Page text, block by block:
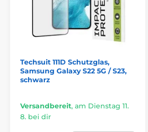
Techsuit 111D Schutzglas,
Samsung Galaxy S22 5G / S23,
schwarz
Versandbereit, am Dienstag 11.
8. bei dir